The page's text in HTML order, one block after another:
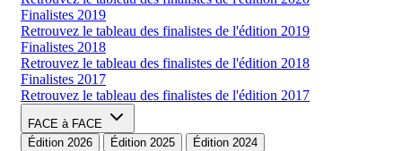
Finalistes 2019
Retrouvez le tableau des finalistes de l'édition 2019
Finalistes 2018
Retrouvez le tableau des finalistes de l'édition 2018
Finalistes 2017
Retrouvez le tableau des finalistes de l'édition 2017
FACE à FACE
Édition 2026
Édition 2025 Édition 2024